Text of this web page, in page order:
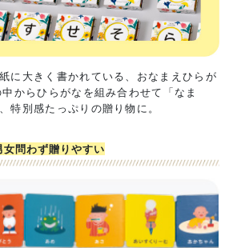
に大きく書かれている、おなまえひらが
からひらがなを組み合わせて「なま
特別感たっぷりの贈り物に。
問わず贈りやすい